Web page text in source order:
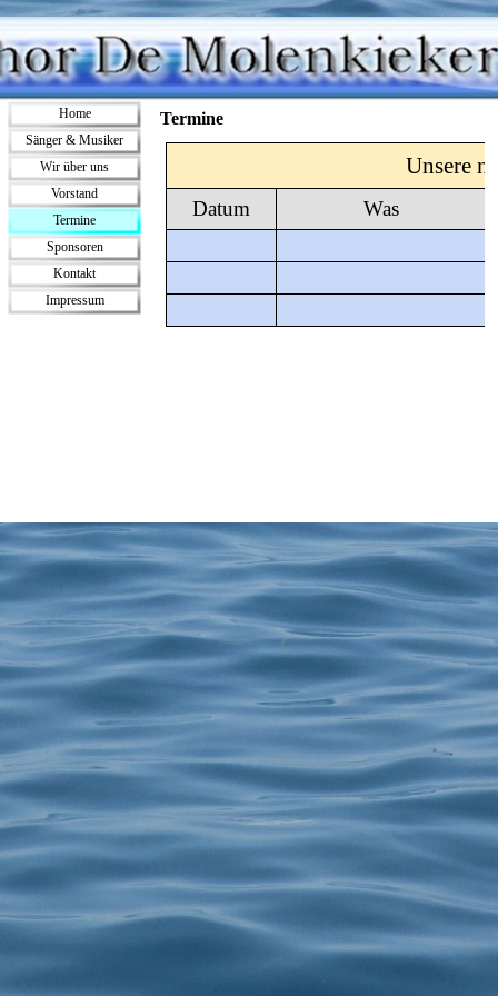
Direkt zum Seiteninhalt
Menü überspringen
Home
Sänger & Musiker
▼
Wir über uns
Vorstand
Termine
Sponsoren
Kontakt
Impressum
Termine
Unsere
Datum Was
Zurück zum Seiteninhalt